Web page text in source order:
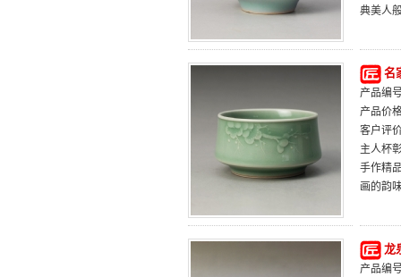
典美人
名
产品编
产品价
客户评
主人杯
手作精
画的韵
龙
产品编